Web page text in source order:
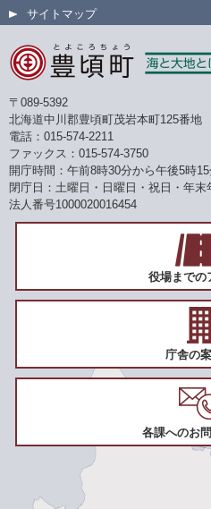
サイトマップ
〒089-5392
北海道中川郡豊頃町茂岩本町125番
電話：015-574-2211
ファックス：015-574-3750
開庁時間：午前8時30分から午後5時15
閉庁日：土曜日・日曜日・祝日・年末
法人番号1000020016454
役場までの
庁舎の
各課へのお